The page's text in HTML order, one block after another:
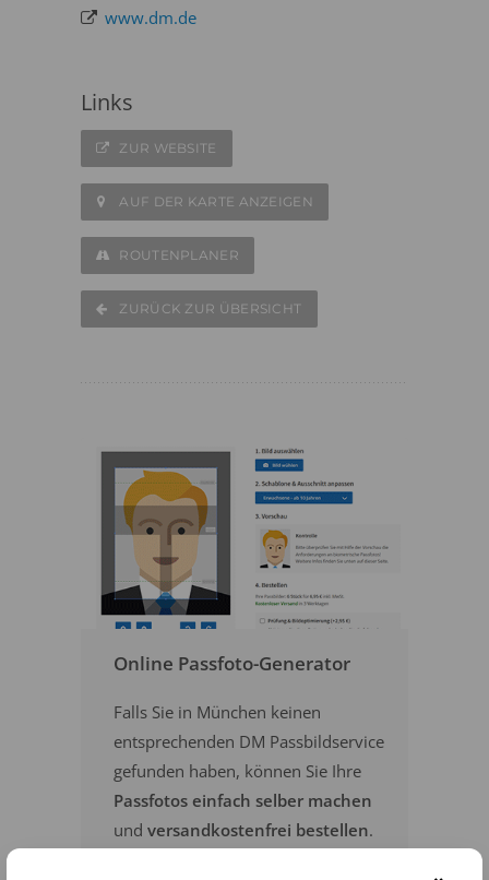
www.dm.de
Links
ZUR WEBSITE
AUF DER KARTE ANZEIGEN
ROUTENPLANER
ZURÜCK ZUR ÜBERSICHT
Online Passfoto-Generator
Falls Sie in München keinen
entsprechenden DM Passbildservice
gefunden haben, können Sie Ihre
Passfotos einfach selber machen
und versandkostenfrei bestellen.